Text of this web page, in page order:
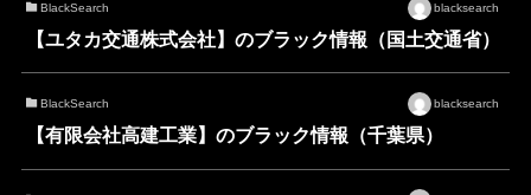
BlackSearch blacksearch
【ユタカ交通株式会社】のブラック情報（国土交通省）
BlackSearch blacksearch
【有限会社高建工業】のブラック情報（千葉県）